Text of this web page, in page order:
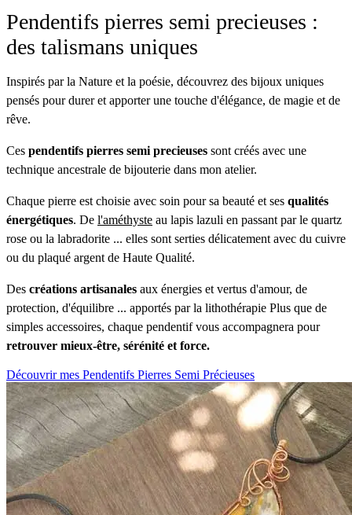
Pendentifs pierres semi precieuses :
des talismans uniques
Inspirés par la Nature et la poésie, découvrez des bijoux uniques
pensés pour durer et apporter une touche d'élégance, de magie et de
rêve.
Ces pendentifs pierres semi precieuses sont créés avec une
technique ancestrale de bijouterie dans mon atelier.
Chaque pierre est choisie avec soin pour sa beauté et ses qualités
énergétiques. De l'améthyste au lapis lazuli en passant par le quartz
rose ou la labradorite ... elles sont serties délicatement avec du cuivre
ou du plaqué argent de Haute Qualité.
Des créations artisanales aux énergies et vertus d'amour, de
protection, d'équilibre ... apportés par la lithothérapie Plus que de
simples accessoires, chaque pendentif vous accompagnera pour
retrouver mieux-être, sérénité et force.
Découvrir mes Pendentifs Pierres Semi Précieuses